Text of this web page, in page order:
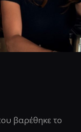
βαρέθηκε το